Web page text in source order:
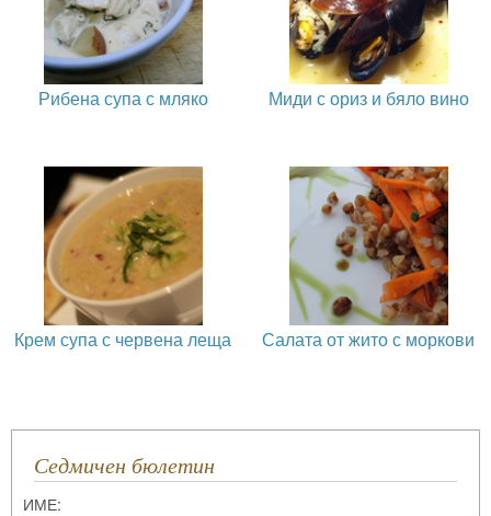
Рибена супа с мляко Миди с ориз и бяло вино
Крем супа с червена леща Салата от жито с моркови
Седмичен бюлетин
ИМЕ: